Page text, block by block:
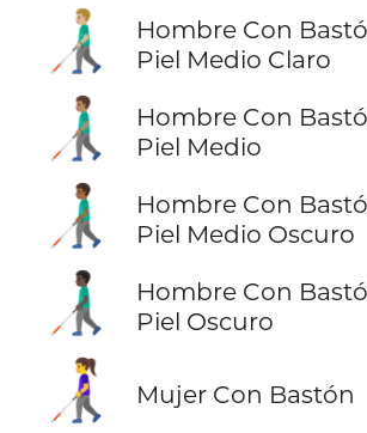
👨🏼‍🦯
Hombre Con
Piel Medio Claro
👨🏽‍🦯
Hombre Con
Piel Medio
👨🏾‍🦯
Hombre Con
Piel Medio Oscuro
👨🏿‍🦯
Hombre Con
Piel Oscuro
👩‍🦯 Mujer Con Bastón